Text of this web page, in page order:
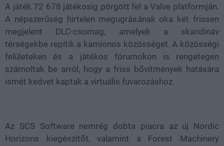
A játék 72 678 játékosig pörgött fel a Valve platformján.
A népszerűség hirtelen megugrásának oka két frissen
megjelent DLC-csomag, amelyek a skandináv
térségekbe repítik a kamionos közösséget. A közösségi
felületeken és a játékos fórumokon is rengetegen
számoltak be arról, hogy a friss bővítmények hatására
ismét kedvet kaptak a virtuális fuvarozáshoz.
Az SCS Software nemrég dobta piacra az új Nordic
Horizons kiegészítőt, valamint a Forest Machinery